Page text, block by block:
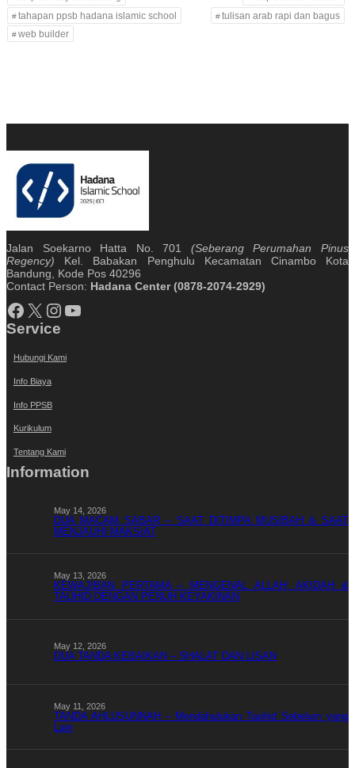
tahapan ppsb hadana islamic school
tulisan arab rapi dan bagus
web builder
Jalan Soekarno Hatta No. 701 (Seberang Perumahan Pinus
Regency) Kel. Babakan Penghulu Kecamatan Cinambo Kota
Bandung, Kode Pos 40296
Contact Person: Hadana Center (0878-2074-2929)
Facebook X Instagram YouTube
Service
Hubungi Kami
Info Biaya
Info PPSB
Kurikulum
Tentang Kami
Information
May 14, 2026
DUA MACAM SABAR – SAAT DITIMPA MUSIBAH & SAAT
MENJAUHI MAKSIAT
May 13, 2026
KEWAJIBAN PERTAMA – MENGENAL ALLAH, AKIDAH &
TAUHID DENGAN PENUH KEYAKINAN
May 12, 2026
DUA TANDA KEBAIKAN – SHALAT DAN LISAN
May 11, 2026
TANDA AHLUSUNNAH – Mendahulukan Tauhid Sebelum yang
Lain